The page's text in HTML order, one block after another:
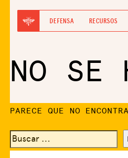
DEFENSA RECURSOS
NO SE
PARECE QUE NO
BUSCAR: